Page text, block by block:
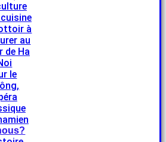
à
au
de Ha
le